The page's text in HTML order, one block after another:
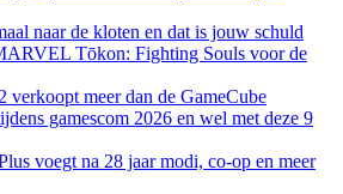
naar de kloten en dat is jouw schuld
Tōkon: Fighting Souls voor de
verkoopt meer dan de GameCube
gamescom 2026 en wel met deze 9
voegt na 28 jaar modi, co-op en meer